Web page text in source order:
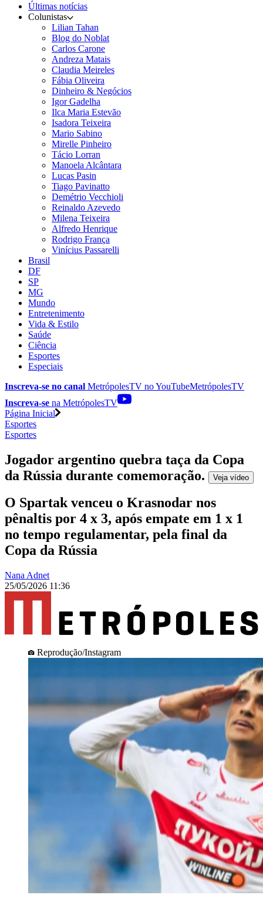
Últimas notícias
Colunistas
Lilian Tahan
Blog do Noblat
Carlos Carone
Andreza Matais
Claudia Meireles
Fábia Oliveira
Dinheiro & Negócios
Igor Gadelha
Ilca Maria Estevão
Isadora Teixeira
Mario Sabino
Mirelle Pinheiro
Tácio Lorran
Manoela Alcântara
Lucas Pasin
Tiago Pavinatto
Demétrio Vecchioli
Reinaldo Azevedo
Milena Teixeira
Alfredo Henrique
Rodrigo França
Vinícius Passarelli
Brasil
DF
SP
MG
Mundo
Entretenimento
Vida & Estilo
Saúde
Ciência
Esportes
Especiais
Inscreva-se no canal MetrópolesTV noYouTubeMetrópolesTV
Inscreva-se na MetrópolesTV
Página Inicial
Esportes
Esportes
Jogador argentino quebra taça da Copa
da Rússia durante comemoração. Veja vídeo
O Spartak venceu o Krasnodar nos
pênaltis por 4 x 3, após empate em 1 x 1
no tempo regulamentar, pela final da
Copa da Rússia
Nana Adnet
25/05/2026 11:36
Reprodução/Instagram